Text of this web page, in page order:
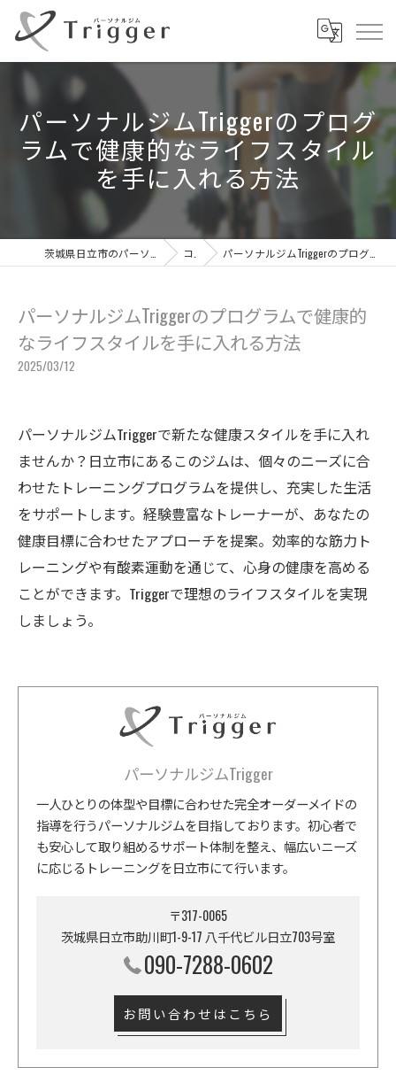
パーソナルジムTriggerのプログ
ラムで健康的なライフスタイル
を手に入れる方法
コラム パーソナルジムTriggerのプログラムで健康的なライフスタイルを手に入れる方法
パーソナルジムTriggerのプログラムで健康的
なライフスタイルを手に入れる方法
2025/03/12
パーソナルジムTriggerで新たな健康スタイルを手に入れ
ませんか？日立市にあるこのジムは、個々のニーズに合
わせたトレーニングプログラムを提供し、充実した生活
をサポートします。経験豊富なトレーナーが、あなたの
健康目標に合わせたアプローチを提案。効率的な筋力ト
レーニングや有酸素運動を通じて、心身の健康を高める
ことができます。Triggerで理想のライフスタイルを実現
しましょう。
パーソナルジムTrigger
一人ひとりの体型や目標に合わせた完全オーダーメイドの
指導を行うパーソナルジムを目指しております。初心者で
も安心して取り組めるサポート体制を整え、幅広いニーズ
に応じるトレーニングを日立市にて行います。
〒317-0065
茨城県日立市助川町1-9-17 八千代ビル日立703号室
090-7288-0602
お問い合わせはこちら